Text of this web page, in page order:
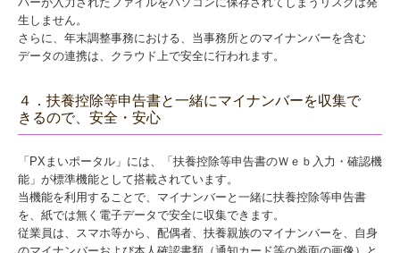
生しません。
さらに、年末調整事務における、当事務所とのマイナンバーを含む
データの連携は、クラウド上で安全に行われます。
４．扶養控除等申告書と一緒にマイナンバーを収集で
きるので、安全・安心
「PXまいポータル」には、「扶養控除等申告書のＷｅｂ入力・確認機
能」が標準機能として搭載されています。
当機能を利用することで、マイナンバーと一緒に扶養控除等申告書
を、紙では無く電子データで安全に収集できます。
従業員は、スマホ等から、配偶者、扶養親族のマイナンバーを、自身